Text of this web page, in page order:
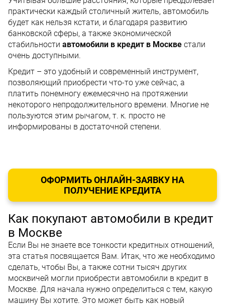
практически каждый столичный житель, автомобиль
будет как нельзя кстати, и благодаря развитию
банковской сферы, а также экономической
стабильности автомобили в кредит в Москве стали
очень доступными.
Кредит – это удобный и современный инструмент,
позволяющий приобрести что-то уже сейчас, а
платить понемногу ежемесячно на протяжении
некоторого непродолжительного времени. Многие не
пользуются этим рычагом, т. к. просто не
информированы в достаточной степени.
ОФОРМИТЬ ОНЛАЙН-ЗАЯВКУ НА
ПОЛУЧЕНИЕ КРЕДИТА
Как покупают автомобили в кредит
в Москве
Если Вы не знаете все тонкости кредитных отношений,
эта статья посвящается Вам. Итак, что же необходимо
сделать, чтобы Вы, а также сотни тысяч других
москвичей могли приобрести автомобили в кредит в
Москве. Для начала нужно определиться с тем, какую
машину Вы хотите. Это может быть как новый